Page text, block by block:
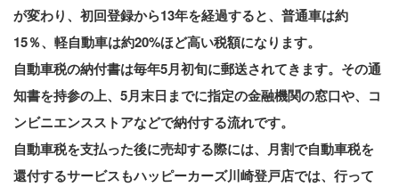
が変わり、初回登録から13年を経過すると、普通車は約
15％、軽自動車は約20%ほど高い税額になります。
自動車税の納付書は毎年5月初旬に郵送されてきます。その通
知書を持参の上、5月末日までに指定の金融機関の窓口や、コ
ンビニエンスストアなどで納付する流れです。
自動車税を支払った後に売却する際には、月割で自動車税を
還付するサービスもハッピーカーズ川崎登戸店では、行って